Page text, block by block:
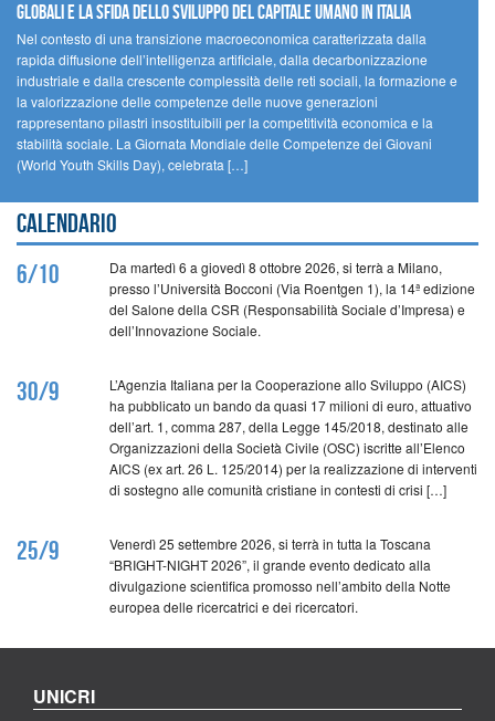
GLOBALI E LA SFIDA DELLO SVILUPPO DEL CAPITALE UMANO IN ITALIA
Nel contesto di una transizione macroeconomica caratterizzata dalla
rapida diffusione dell’intelligenza artificiale, dalla decarbonizzazione
industriale e dalla crescente complessità delle reti sociali, la formazione e
la valorizzazione delle competenze delle nuove generazioni
rappresentano pilastri insostituibili per la competitività economica e la
stabilità sociale. La Giornata Mondiale delle Competenze dei Giovani
(World Youth Skills Day), celebrata […]
Calendario
6/10
Da martedì 6 a giovedì 8 ottobre 2026, si terrà a Milano,
presso l’Università Bocconi (Via Roentgen 1), la 14ª edizione
del Salone della CSR (Responsabilità Sociale d’Impresa) e
dell’Innovazione Sociale.
30/9
L’Agenzia Italiana per la Cooperazione allo Sviluppo (AICS)
ha pubblicato un bando da quasi 17 milioni di euro, attuativo
dell’art. 1, comma 287, della Legge 145/2018, destinato alle
Organizzazioni della Società Civile (OSC) iscritte all’Elenco
AICS (ex art. 26 L. 125/2014) per la realizzazione di interventi
di sostegno alle comunità cristiane in contesti di crisi […]
25/9
Venerdì 25 settembre 2026, si terrà in tutta la Toscana
“BRIGHT-NIGHT 2026”, il grande evento dedicato alla
divulgazione scientifica promosso nell’ambito della Notte
europea delle ricercatrici e dei ricercatori.
UNICRI